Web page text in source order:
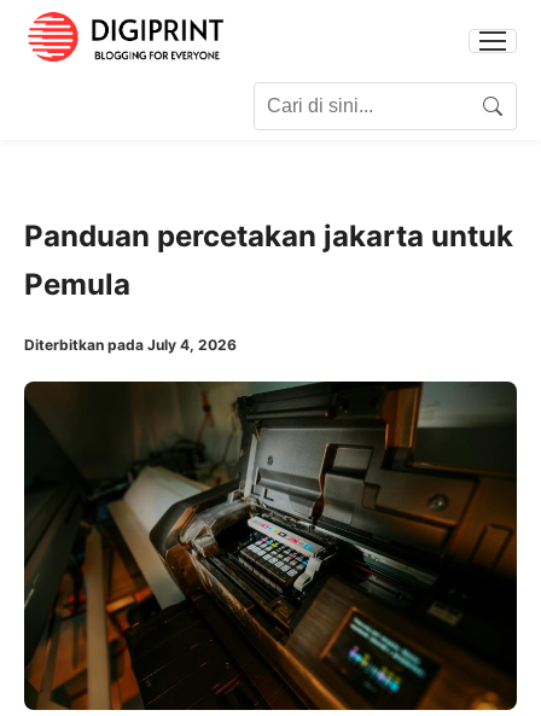
Search
Panduan percetakan jakarta untuk
Pemula
Diterbitkan pada July 4, 2026